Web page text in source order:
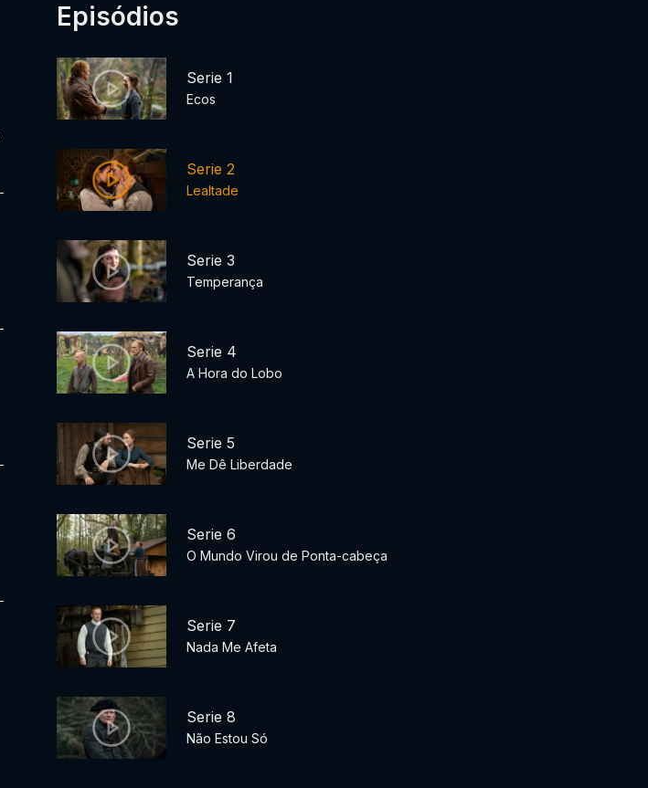
Episódios
Serie 1
Ecos
Serie 2
Lealtade
Serie 3
Temperança
Serie 4
A Hora do Lobo
Serie 5
Me Dê Liberdade
Serie 6
O Mundo Virou de Ponta-cabeça
Serie 7
Nada Me Afeta
Serie 8
Não Estou Só